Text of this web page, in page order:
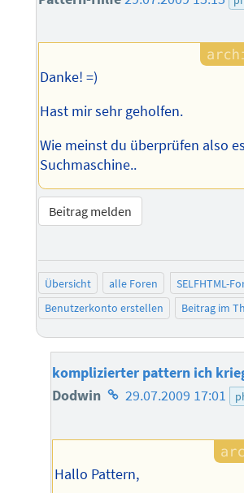
Danke! =)
Hast mir sehr geholfen.
Wie meinst du überprüfen also
Suchmaschine..
Beitrag melden
Übersicht alle Foren SELFHTML-
Benutzerkonto erstellen
Beitrag im
komplizierter pattern ich
Dodwin Homepage
Autors
29.07.2009 17:01
Hallo Pattern,